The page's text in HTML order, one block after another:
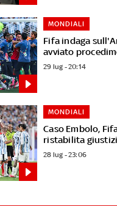
Fifa indaga
avviato
MONDIALI
29 lug - 20:14
Caso Embolo,
ristabilita
MONDIALI
28 lug - 23:06